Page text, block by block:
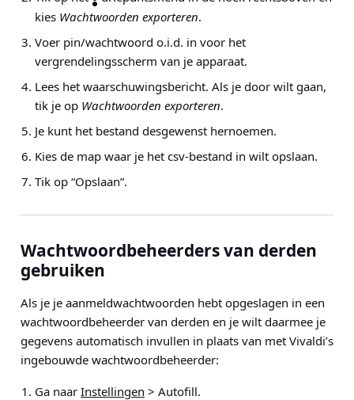
kies Wachtwoorden exporteren.
Voer pin/wachtwoord o.i.d. in voor het
vergrendelingsscherm van je apparaat.
Lees het waarschuwingsbericht. Als je door wilt gaan,
tik je op Wachtwoorden exporteren.
Je kunt het bestand desgewenst hernoemen.
Kies de map waar je het csv-bestand in wilt opslaan.
Tik op “Opslaan”.
Wachtwoordbeheerders van derden
gebruiken
Als je je aanmeldwachtwoorden hebt opgeslagen in een
wachtwoordbeheerder van derden en je wilt daarmee je
gegevens automatisch invullen in plaats van met Vivaldi’s
ingebouwde wachtwoordbeheerder:
Ga naar Instellingen > Autofill.